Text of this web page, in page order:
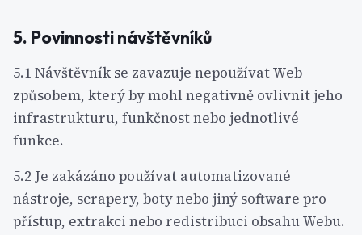
5. Povinnosti návštěvníků
5.1 Návštěvník se zavazuje nepoužívat Web
způsobem, který by mohl negativně ovlivnit jeho
infrastrukturu, funkčnost nebo jednotlivé
funkce.
5.2 Je zakázáno používat automatizované
nástroje, scrapery, boty nebo jiný software pro
přístup, extrakci nebo redistribuci obsahu Webu.